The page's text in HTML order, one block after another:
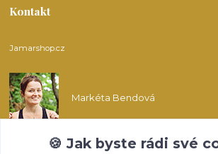
Kontakt
Jamarshop.cz
Markéta Bendová
info@jamarshop.cz
🍪 Jak byste rádi své